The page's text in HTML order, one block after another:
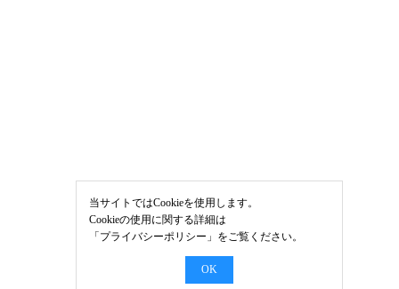
当サイトではCookieを使用します。
Cookieの使用に関する詳細は
「プライバシーポリシー 」をご覧ください。
OK